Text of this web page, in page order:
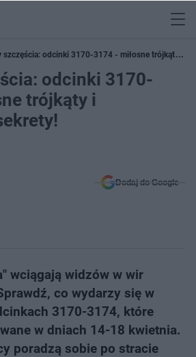
szczęścia: odcinki 3170-3174 - miłosne trójkąty i
odcinki 3170-
trójkąty i
Dodaj do Google
wciągają widzów w wir
co wydarzy się w
3170-3174, które
w dniach 14-18 kwietnia.
poradzą sobie po stracie